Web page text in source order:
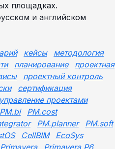
площадках.
и английском
кейсы
методология
планирование
проектная
проектный контроль
сертификация
управление проектами
PM.bi
PM.cost
PM.planner
PM.soft
CellBIM
EcoSys
Primavera
Primavera P6